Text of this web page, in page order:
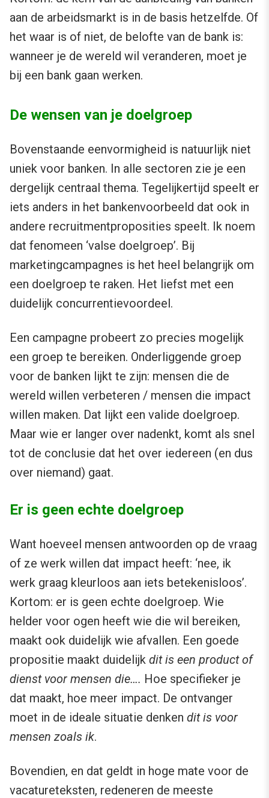
aan de arbeidsmarkt is in de basis hetzelfde. Of
het waar is of niet, de belofte van de bank is:
wanneer je de wereld wil veranderen, moet je
bij een bank gaan werken.
De wensen van je doelgroep
Bovenstaande eenvormigheid is natuurlijk niet
uniek voor banken. In alle sectoren zie je een
dergelijk centraal thema. Tegelijkertijd speelt er
iets anders in het bankenvoorbeeld dat ook in
andere recruitmentproposities speelt. Ik noem
dat fenomeen ‘valse doelgroep’. Bij
marketingcampagnes is het heel belangrijk om
een doelgroep te raken. Het liefst met een
duidelijk concurrentievoordeel.
Een campagne probeert zo precies mogelijk
een groep te bereiken. Onderliggende groep
voor de banken lijkt te zijn: mensen die de
wereld willen verbeteren / mensen die impact
willen maken. Dat lijkt een valide doelgroep.
Maar wie er langer over nadenkt, komt als snel
tot de conclusie dat het over iedereen (en dus
over niemand) gaat.
Er is geen echte doelgroep
Want hoeveel mensen antwoorden op de vraag
of ze werk willen dat impact heeft: ‘nee, ik
werk graag kleurloos aan iets betekenisloos’.
Kortom: er is geen echte doelgroep. Wie
helder voor ogen heeft wie die wil bereiken,
maakt ook duidelijk wie afvallen. Een goede
propositie maakt duidelijk dit is een product of
dienst voor mensen die…. Hoe specifieker je
dat maakt, hoe meer impact. De ontvanger
moet in de ideale situatie denken dit is voor
mensen zoals ik.
Bovendien, en dat geldt in hoge mate voor de
vacatureteksten, redeneren de meeste